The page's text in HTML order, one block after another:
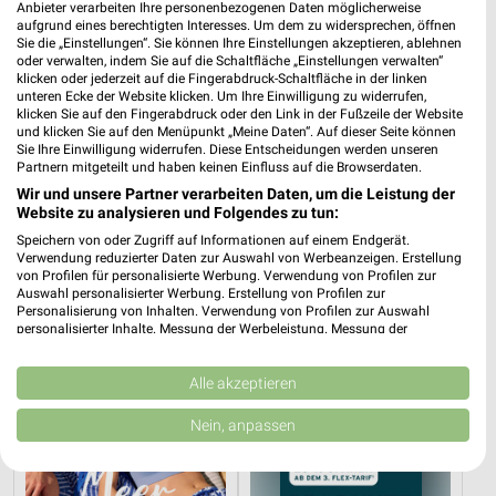
27,8 km
Summer Days
Gültig bis Di. 01.09.
0,4 km
Einfach draußen kochen
Gültig bis Di. 18.08.
Tchibo Tchibo
Anbieter verarbeiten Ihre personenbezogenen Daten möglicherweise
aufgrund eines berechtigten Interesses. Um dem zu widersprechen, öffnen
Sie die „Einstellungen“. Sie können Ihre Einstellungen akzeptieren, ablehnen
oder verwalten, indem Sie auf die Schaltfläche „Einstellungen verwalten“
klicken oder jederzeit auf die Fingerabdruck-Schaltfläche in der linken
unteren Ecke der Website klicken. Um Ihre Einwilligung zu widerrufen,
klicken Sie auf den Fingerabdruck oder den Link in der Fußzeile der Website
und klicken Sie auf den Menüpunkt „Meine Daten“. Auf dieser Seite können
Sie Ihre Einwilligung widerrufen. Diese Entscheidungen werden unseren
Partnern mitgeteilt und haben keinen Einfluss auf die Browserdaten.
Wir und unsere Partner verarbeiten Daten, um die Leistung der
Website zu analysieren und Folgendes zu tun:
Speichern von oder Zugriff auf Informationen auf einem Endgerät.
Verwendung reduzierter Daten zur Auswahl von Werbeanzeigen. Erstellung
von Profilen für personalisierte Werbung. Verwendung von Profilen zur
Auswahl personalisierter Werbung. Erstellung von Profilen zur
Personalisierung von Inhalten. Verwendung von Profilen zur Auswahl
personalisierter Inhalte. Messung der Werbeleistung. Messung der
Kombinationen von Daten aus verschiedenen Quellen. Entwicklung und
Verbesserung der Angebote. Verwendung reduzierter Daten zur Auswahl
von Inhalten.
Daten können außerhalb der Europäischen Union weitergegeben und in die
Website/App.
Alle akzeptieren
Nein, anpassen